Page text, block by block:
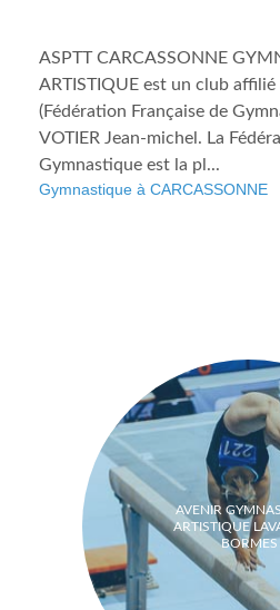
ASPTT CARCASSONNE
ARTISTIQUE est un club affilié
(Fédération Française de
VOTIER Jean-michel. La
Gymnastique est la pl...
Gymnastique à CARCASSONNE
AVENIR
ARTISTIQUE
BORMES